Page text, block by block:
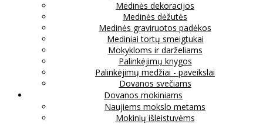
Medinės dekoracijos
Medinės dėžutės
Medinės graviruotos padėkos
Mediniai tortų smeigtukai
Mokykloms ir darželiams
Palinkėjimų knygos
Palinkėjimų medžiai - paveikslai
Dovanos svečiams
Dovanos mokiniams
Naujiems mokslo metams
Mokinių išleistuvėms